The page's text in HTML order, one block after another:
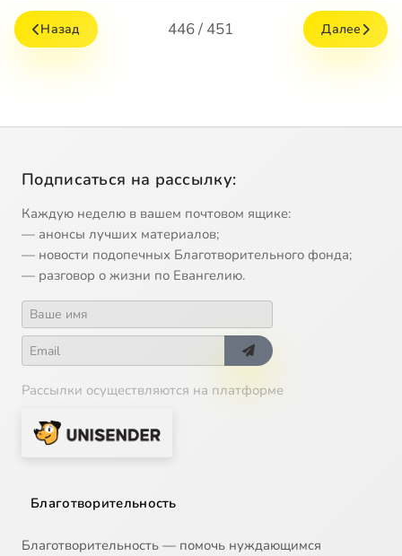
Назад 446 / 451 Далее
Подписаться на рассылку:
Каждую неделю в вашем почтовом ящике:
— анонсы лучших материалов;
— новости подопечных Благотворительного фонда;
— разговор о жизни по Евангелию.
Рассылки осуществляются на платформе
Благотворительность
Благотворительность — помочь нуждающимся